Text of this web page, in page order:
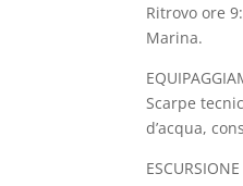
Ritrovo ore
Marina.
Scarpe
d’acqua,